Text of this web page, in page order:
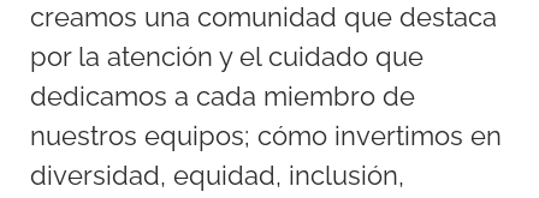
creamos una comunidad que destaca
por la atención y el cuidado que
dedicamos a cada miembro de
nuestros equipos; cómo invertimos en
diversidad, equidad, inclusión,